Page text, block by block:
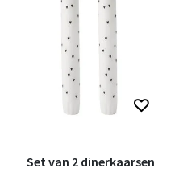
Set van 2 dinerkaarsen